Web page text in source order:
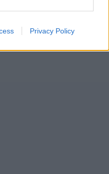
Privacy Policy